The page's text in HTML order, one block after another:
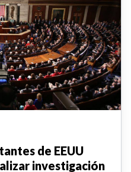
de EEUU
investigación